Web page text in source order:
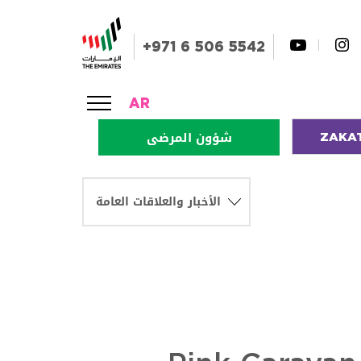
+971 6 506 5542
AR
شؤون المرضى